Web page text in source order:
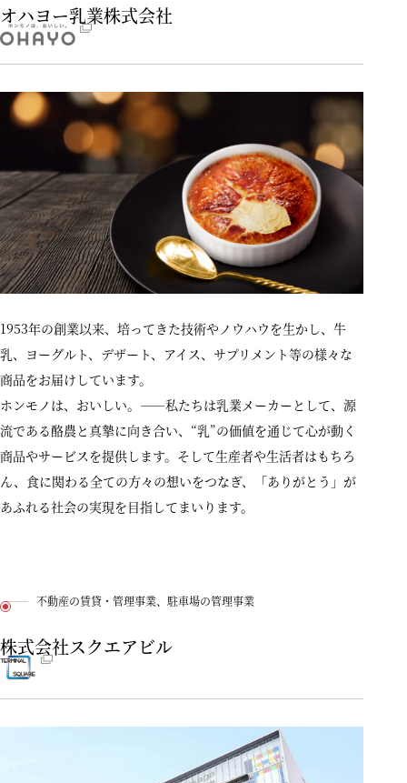
オハヨー乳業株式会社
1953年の創業以来、培ってきた技術やノウハウを生かし、牛
乳、ヨーグルト、デザート、アイス、サプリメント等の様々な
商品をお届けしています。
ホンモノは、おいしい。——私たちは乳業メーカーとして、源
流である酪農と真摯に向き合い、“乳”の価値を通じて心が動く
商品やサービスを提供します。そして生産者や生活者はもちろ
ん、食に関わる全ての方々の想いをつなぎ、「ありがとう」が
あふれる社会の実現を目指してまいります。
不動産の賃貸・管理事業、駐車場の管理事業
株式会社スクエアビル